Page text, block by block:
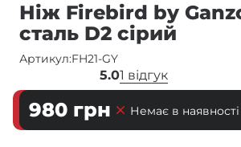
Ніж Firebird by
сталь D2 сірий
Артикул:FH21-GY
5.01 відгук
980 грн Немає в наявності